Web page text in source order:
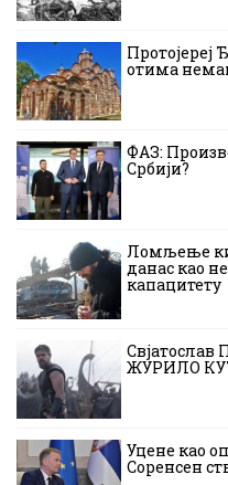
отима
ФАЗ:
Србији?
Ломљење
данас као
капацитету
ЖУРИЛО
Уцене као
Соренсен